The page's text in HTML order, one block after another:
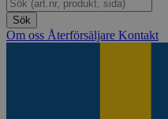
Om oss Återförsäljare Kontakt